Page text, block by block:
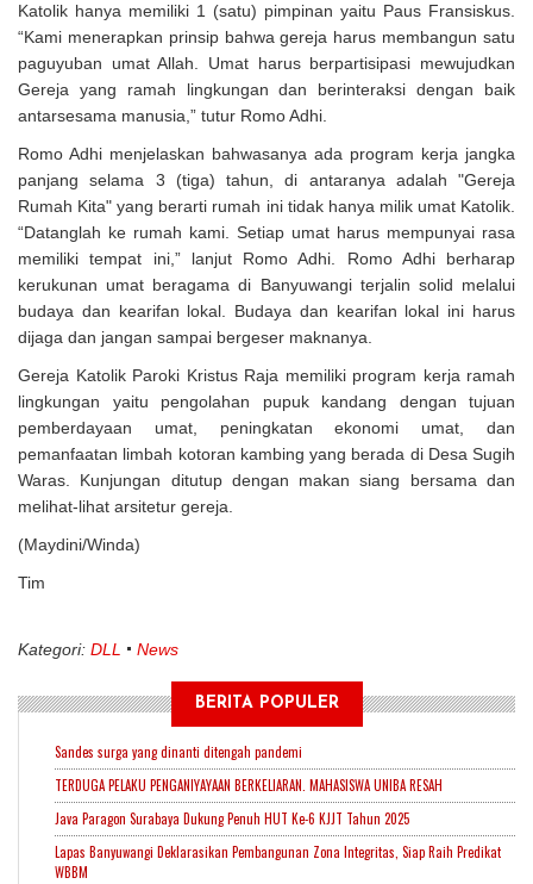
Katolik hanya memiliki 1 (satu) pimpinan yaitu Paus Fransiskus.
“Kami menerapkan prinsip bahwa gereja harus membangun satu
paguyuban umat Allah. Umat harus berpartisipasi mewujudkan
Gereja yang ramah lingkungan dan berinteraksi dengan baik
antarsesama manusia,” tutur Romo Adhi.
Romo Adhi menjelaskan bahwasanya ada program kerja jangka
panjang selama 3 (tiga) tahun, di antaranya adalah "Gereja
Rumah Kita" yang berarti rumah ini tidak hanya milik umat Katolik.
“Datanglah ke rumah kami. Setiap umat harus mempunyai rasa
memiliki tempat ini,” lanjut Romo Adhi. Romo Adhi berharap
kerukunan umat beragama di Banyuwangi terjalin solid melalui
budaya dan kearifan lokal. Budaya dan kearifan lokal ini harus
dijaga dan jangan sampai bergeser maknanya.
Gereja Katolik Paroki Kristus Raja memiliki program kerja ramah
lingkungan yaitu pengolahan pupuk kandang dengan tujuan
pemberdayaan umat, peningkatan ekonomi umat, dan
pemanfaatan limbah kotoran kambing yang berada di Desa Sugih
Waras. Kunjungan ditutup dengan makan siang bersama dan
melihat-lihat arsitetur gereja.
(Maydini/Winda)
Tim
Kategori: DLL News
BERITA POPULER
Sandes surga yang dinanti ditengah pandemi
TERDUGA PELAKU PENGANIYAYAAN BERKELIARAN. MAHASISWA UNIBA RESAH
Java Paragon Surabaya Dukung Penuh HUT Ke-6 KJJT Tahun 2025
Lapas Banyuwangi Deklarasikan Pembangunan Zona Integritas, Siap Raih Predikat
WBBM